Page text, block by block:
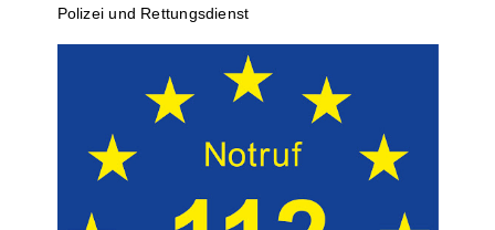
Polizei und Rettungs­dienst